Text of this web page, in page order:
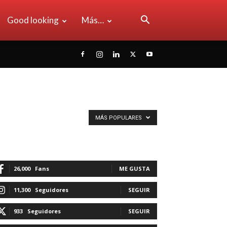
Good looking Más…
MÁS POPULARES
26,000 Fans ME GUSTA
11,300 Seguidores SEGUIR
933 Seguidores SEGUIR